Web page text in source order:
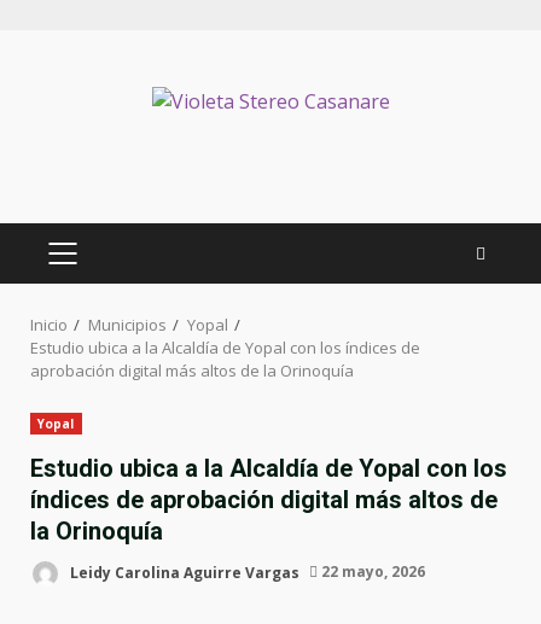
Inicio Municipios
Yopal
Estudio ubica a la Alcaldía de Yopal con los índices de
aprobación digital más altos de la Orinoquía
Yopal
Estudio ubica a la Alcaldía de Yopal con los
índices de aprobación digital más altos de
la Orinoquía
Leidy Carolina Aguirre Vargas 22 mayo, 2026